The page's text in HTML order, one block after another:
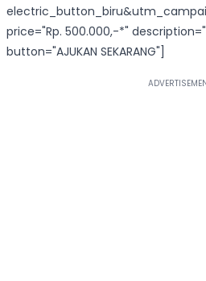
price="Rp. 500.000,-*"
button="AJUKAN SEKARANG"]